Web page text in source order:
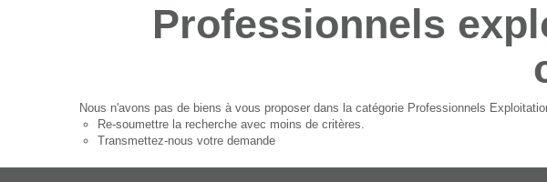
Professionnels
Nous n'avons pas de biens à vous proposer dans la catégorie Professionnels
Re-soumettre la recherche avec moins de critères.
Transmettez-nous votre demande